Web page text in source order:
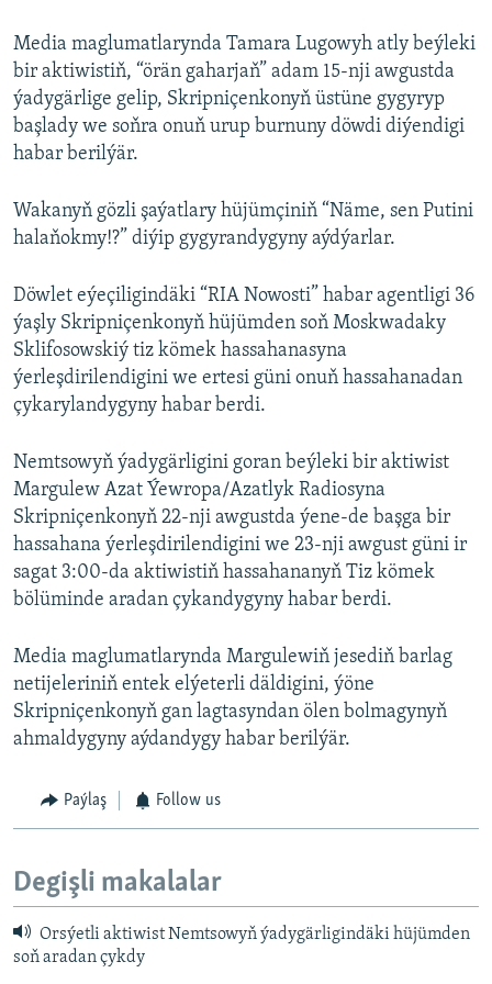
Media maglumatlarynda Tamara Lugowyh atly beýleki
bir aktiwistiň, “örän gaharjaň” adam 15-nji awgustda
ýadygärlige gelip, Skripniçenkonyň üstüne gygyryp
başlady we soňra onuň urup burnuny döwdi diýendigi
habar berilýär.
Wakanyň gözli şaýatlary hüjümçiniň “Näme, sen Putini
halaňokmy!?” diýip gygyrandygyny aýdýarlar.
Döwlet eýeçiligindäki “RIA Nowosti” habar agentligi 36
ýaşly Skripniçenkonyň hüjümden soň Moskwadaky
Sklifosowskiý tiz kömek hassahanasyna
ýerleşdirilendigini we ertesi güni onuň hassahanadan
çykarylandygyny habar berdi.
Nemtsowyň ýadygärligini goran beýleki bir aktiwist
Margulew Azat Ýewropa/Azatlyk Radiosyna
Skripniçenkonyň 22-nji awgustda ýene-de başga bir
hassahana ýerleşdirilendigini we 23-nji awgust güni ir
sagat 3:00-da aktiwistiň hassahananyň Tiz kömek
bölüminde aradan çykandygyny habar berdi.
Media maglumatlarynda Margulewiň jesediň barlag
netijeleriniň entek elýeterli däldigini, ýöne
Skripniçenkonyň gan lagtasyndan ölen bolmagynyň
ahmaldygyny aýdandygy habar berilýär.
Paýlaş Follow us
Degişli makalalar
Orsýetli aktiwist Nemtsowyň ýadygärligindäki hüjümden
soň aradan çykdy